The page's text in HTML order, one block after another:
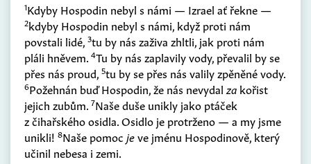
1Kdyby Hospodin nebyl s námi — Izrael ať řekne —
2kdyby Hospodin nebyl s námi, když proti nám
povstali lidé, 3tu by nás zaživa zhltli, jak proti nám
pláli hněvem. 4Tu by nás zaplavily vody, převalil by se
přes nás proud, 5tu by se přes nás valily zpěněné vody.
6Požehnán buď Hospodin, že nás nevydal za kořist
jejich zubům. 7Naše duše unikly jako ptáček
z čihařského osidla. Osidlo je protrženo — a my jsme
unikli! 8Naše pomoc jeve jménu Hospodinově, který
učinil nebesa i zemi.